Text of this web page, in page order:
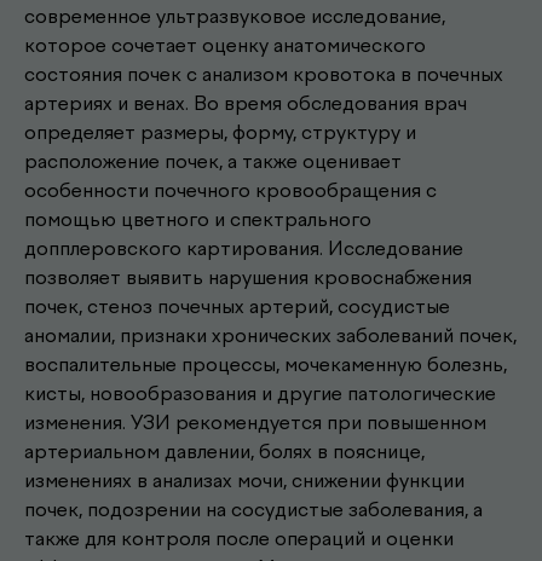
современное ультразвуковое исследование,
которое сочетает оценку анатомического
состояния почек с анализом кровотока в почечных
артериях и венах. Во время обследования врач
определяет размеры, форму, структуру и
расположение почек, а также оценивает
особенности почечного кровообращения с
помощью цветного и спектрального
допплеровского картирования. Исследование
позволяет выявить нарушения кровоснабжения
почек, стеноз почечных артерий, сосудистые
аномалии, признаки хронических заболеваний почек,
воспалительные процессы, мочекаменную болезнь,
кисты, новообразования и другие патологические
изменения. УЗИ рекомендуется при повышенном
артериальном давлении, болях в пояснице,
изменениях в анализах мочи, снижении функции
почек, подозрении на сосудистые заболевания, а
также для контроля после операций и оценки